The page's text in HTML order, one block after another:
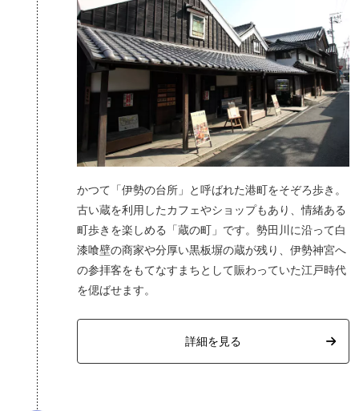
かつて「伊勢の台所」と呼ばれた港町をそぞろ歩き。
古い蔵を利用したカフェやショップもあり、情緒ある
町歩きを楽しめる「蔵の町」です。勢田川に沿って白
漆喰壁の商家や分厚い黒板塀の蔵が残り、伊勢神宮へ
の参拝客をもてなすまちとして賑わっていた江戸時代
を偲ばせます。
詳細を見る